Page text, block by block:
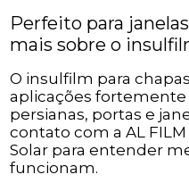
Perfeito para
mais sobre o
O insulfilm para
aplicações fortemente
persianas, portas e
contato com a AL
Solar para entender
funcionam.